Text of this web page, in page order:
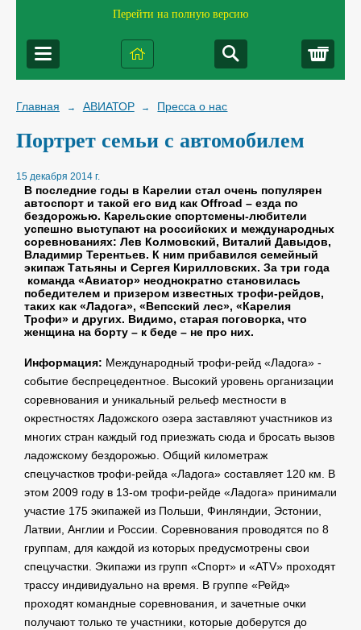
Перейти на полную версию
Главная → АВИАТОР → Пресса о нас
Портрет семьи с автомобилем
15 декабря 2014 г.
В последние годы в Карелии стал очень популярен
автоспорт и такой его вид как Offroad – езда по
бездорожью. Карельские спортсмены-любители
успешно выступают на российских и международных
соревнованиях: Лев Колмовский, Виталий Давыдов,
Владимир Терентьев. К ним прибавился семейный
экипаж Татьяны и Сергея Кирилловских. За три года
команда «Авиатор» неоднократно становилась
победителем и призером известных трофи-рейдов,
таких как «Ладога», «Вепсский лес», «Карелия
Трофи» и других. Видимо, старая поговорка, что
женщина на борту – к беде – не про них.
Информация: Международный трофи-рейд «Ладога» -
событие беспрецедентное. Высокий уровень организации
соревнования и уникальный рельеф местности в
окрестностях Ладожского озера заставляют участников из
многих стран каждый год приезжать сюда и бросать вызов
ладожскому бездорожью. Общий километраж
спецучастков трофи-рейда «Ладога» составляет 120 км. В
этом 2009 году в 13-ом трофи-рейде «Ладога» принимали
участие 175 экипажей из Польши, Финляндии, Эстонии,
Латвии, Англии и России. Соревнования проводятся по 8
группам, для каждой из которых предусмотрены свои
спецучастки. Экипажи из групп «Спорт» и «ATV» проходят
трассу индивидуально на время. В группе «Рейд»
проходят командные соревнования, и зачетные очки
получают только те участники, которые доберутся до